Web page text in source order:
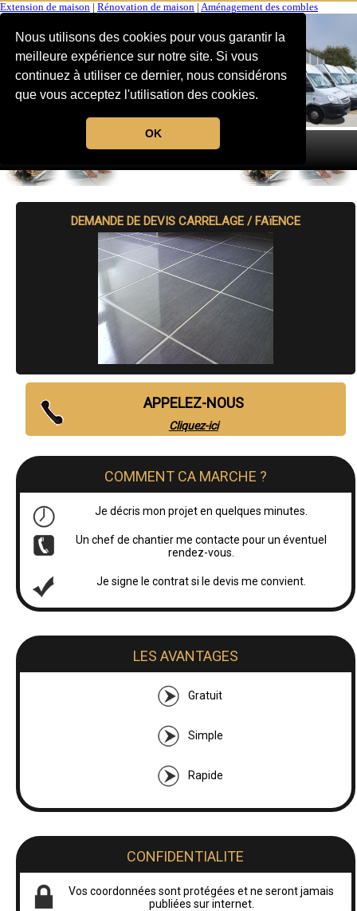
Nous utilisons des cookies pour vous garantir la
meilleure expérience sur notre site. Si vous
continuez à utiliser ce dernier, nous considérons
que vous acceptez l'utilisation des cookies.
OK
Extension de maison Rénovation de maison Aménagement des combles
MENU
DEMANDE DE DEVIS CARRELAGE / FAïENCE
APPELEZ-NOUS
Cliquez-ici
COMMENT CA MARCHE ?
Je décris mon projet en quelques minutes.
Un chef de chantier me contacte pour un éventuel
rendez-vous.
Je signe le contrat si le devis me convient.
LES AVANTAGES
Gratuit
Simple
Rapide
CONFIDENTIALITE
Vos coordonnées sont protégées et ne seront jamais
publiées sur internet.